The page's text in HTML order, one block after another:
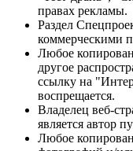
правах рекламы.
Раздел
коммерческими
Любое
другое
ссылку на
воспрещается.
Владелец веб-
является автор
Любое